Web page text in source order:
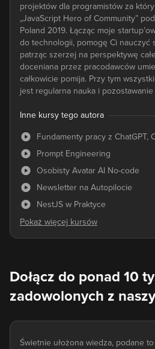
projektów dla programistów za
„JavaScript Hero of Community”
Poland 2019. Łącząc moje
do technologii, pomogę Ci nauczyć
patrząc szerzej na perspektywę
doceniana przez pracodawców
całkowicie pomija. Przy tym
jest regularna nauka i
Inne kursy tego autora
Fundamenty pracy z ChatGPT,
Prompt Engineering
Osobisty Avatar AI No-code
Newsletter na Autopilocie
NestJS w Praktyce
Dołącz do ponad 10
zadowolonych z
Świetnie ułożona wiedza, podane